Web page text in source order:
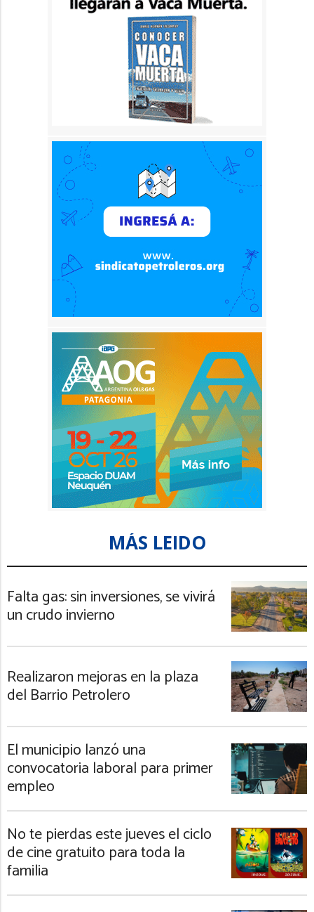
MÁS LEIDO
Falta gas: sin inversiones, se vivirá
un crudo invierno
Realizaron mejoras en la plaza
del Barrio Petrolero
El municipio lanzó una
convocatoria laboral para primer
empleo
No te pierdas este jueves el ciclo
de cine gratuito para toda la
familia